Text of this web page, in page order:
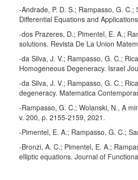
-Andrade, P. D. S.; Rampasso, G.
Differential Equations and
-dos Prazeres, D.; Pimentel, E. A.;
solutions. Revista De La Union
-da Silva, J. V.; Rampasso, G. C.;
Homogeneous Degeneracy. Israel
-da Silva, J. V.; Rampasso, G. C.;
degeneracy. Matematica
-Rampasso, G. C.; Wolanski, N., A
v. 200, p. 2155-2159, 2021.
-Pimentel, E. A.; Rampasso, G. C.;
-Bronzi, A. C.; Pimentel, E. A.;
elliptic equations. Journal of